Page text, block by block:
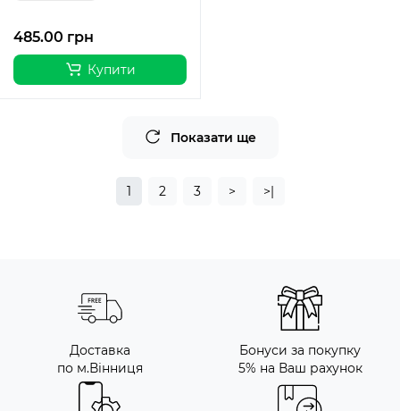
485.00 грн
Купити
Показати ще
1 2 3 > >|
Доставка
по м.Вінниця
Бонуси за покупку
5% на Ваш рахунок